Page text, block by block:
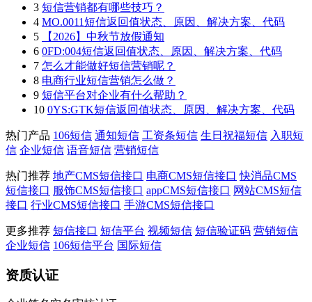
3 短信营销都有哪些技巧？
4 MO.0011短信返回值状态、原因、解决方案、代码
5
【2026】中秋节放假通知
6 0FD:004短信返回值状态、原因、解决方案、代码
7 怎么才能做好短信营销呢？
8 电商行业短信营销怎么做？
9 短信平台对企业有什么帮助？
10 0YS:GTK短信返回值状态、原因、解决方案、代码
热门产品 106短信 通知短信 工资条短信 生日祝福短信 入职短
信 企业短信 语音短信 营销短信
热门推荐 地产CMS短信接口 电商CMS短信接口 快消品CMS
短信接口 服饰CMS短信接口 appCMS短信接口 网站CMS短信
接口 行业CMS短信接口 手游CMS短信接口
更多推荐 短信接口 短信平台 视频短信 短信验证码 营销短信
企业短信 106短信平台 国际短信
资质认证